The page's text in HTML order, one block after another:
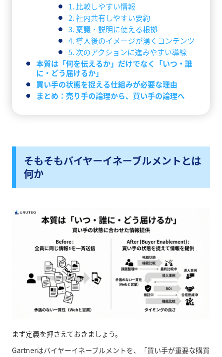
1. 比較しやすい情報
2. 社内共有しやすい要約
3. 稟議・説明に使える根拠
4. 導入後のイメージが湧くコンテンツ
5. 次のアクションに進みやすい導線
本質は「何を伝えるか」だけでなく「いつ・誰
に・どう届けるか」
買い手の状態を捉える仕組みが必要な理由
まとめ：売り手の論理から、買い手の論理へ
そもそもバイヤーイネーブルメントとは
何か
まず定義を押さえておきましょう。
Gartnerはバイヤーイネーブルメントを、「買い手が重要な購買